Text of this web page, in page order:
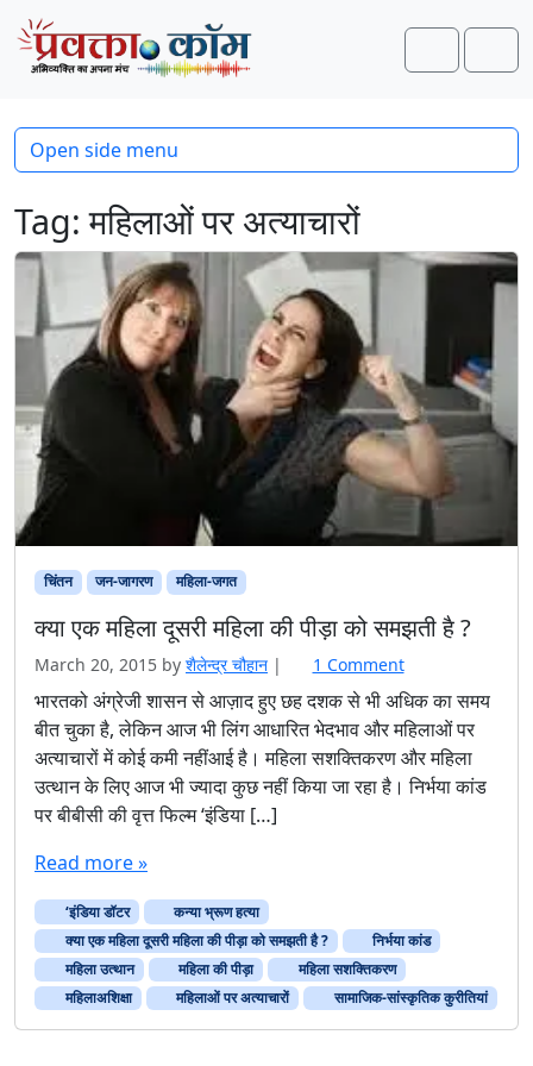
Skip to content
Skip to footer
Search
Tag:महिलाओं पर अत्याचारों
चिंतन जन-जागरण महिला-जगत
क्या एक महिला दूसरी महिला की पीड़ा को समझती है ?
March 20, 2015 by शैलेन्द्र चौहान | 1 Commento
n
क्या
ए
क
म
म
हि
ला
की
पी
भारतको अंग्रेजी शासन से आज़ाद हुए छह दशक से भी अधिक का समय
बीत चुका है, लेकिन आज भी लिंग आधारित भेदभाव और महिलाओं पर
अत्याचारों में कोई कमी नहींआई है। महिला सशक्तिकरण और महिला
उत्थान के लिए आज भी ज्यादा कुछ नहीं किया जा रहा है। निर्भया कांड
पर बीबीसी की वृत्त फिल्म ‘इंडिया […]
Read more »
‘इंडिया डॉटर
कन्या भ्रूण हत्या
क्या एक महिला दूसरी महिला की पीड़ा को समझती है ?
निर्भया कांड
महिला उत्थान
महिला की पीड़ा
महिला सशक्तिकरण
महिलाअशिक्षा
महिलाओं पर अत्याचारों सामाजिक-सांस्कृतिक कुरीतियां
Open side menu